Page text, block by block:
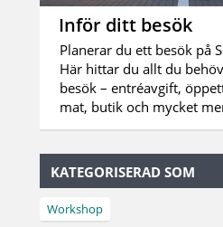
Inför ditt besök
Planerar du ett besök på
Här hittar du allt du
besök – entréavgift,
mat, butik och mycket
KATEGORISERAD SOM
Workshop